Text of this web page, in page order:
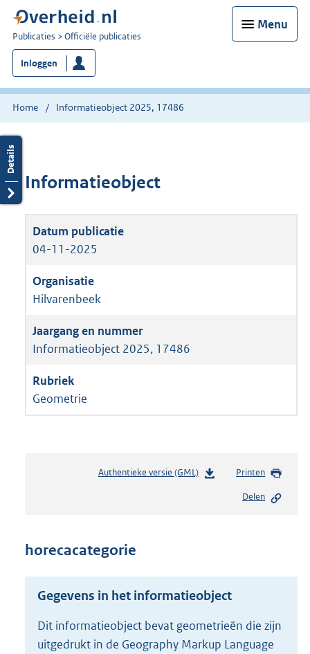
Menu
U
bent
nu
hier:
Publicaties Officiële publicaties
Inloggen
Home Informatieobject 2025, 17486
Informatieobject
04-11-2025
Hilvarenbeek
Informatieobject 2025, 17486
Geometrie
Authentieke versie (GML)b
s
r
o
t
Printen
Delen
horecacategorie
Gegevens in het informatieobject
Dit informatieobject bevat geometrieën die zijn
uitgedrukt in de Geography Markup Language